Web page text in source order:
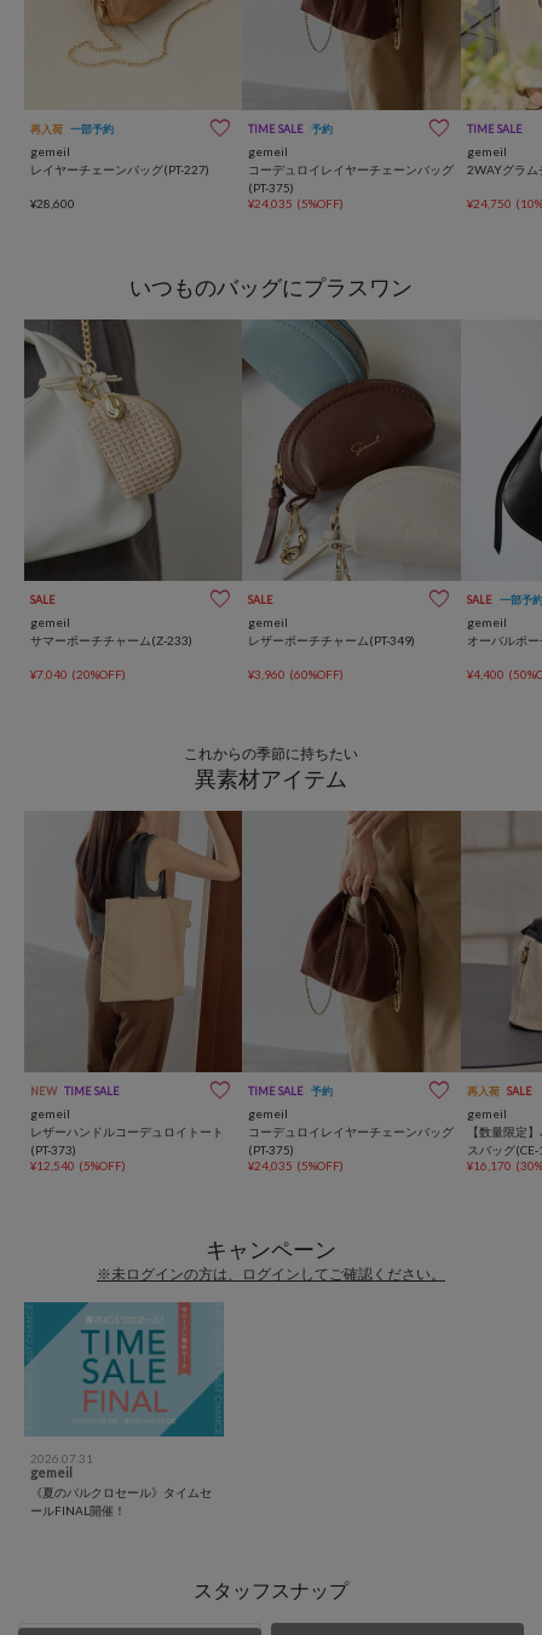
再入荷 一部予約
gemeil
レイヤーチェーンバッグ(PT-227)
¥28,600
TIME SALE 予約
gemeil
コーデュロイレイヤーチェーンバッグ
(PT-375)
¥24,035 (5%OFF)
TIME SALE
gemeil
2WAYグラム
¥24,750
いつものバッグにプラスワン
SALE
gemeil
サマーポーチチャーム(Z-233)
¥7,040 (20%OFF)
SALE
gemeil
レザーポーチチャーム(PT-349)
¥3,960 (60%OFF)
SALE 一部予約
gemeil
オーバルポ
¥4,400
これからの季節に持ちたい
異素材アイテム
NEW TIME SALE
gemeil
レザーハンドルコーデュロイトート
(PT-373)
¥12,540 (5%OFF)
TIME SALE 予約
gemeil
コーデュロイレイヤーチェーンバッグ
(PT-375)
¥24,035 (5%OFF)
再入荷 SALE
gemeil
【数量限定
スバッグ
¥16,170
キャンペーン
※未ログインの方は、ログインしてご確認ください。
2026.07.31
gemeil
《夏のパルクロセール》タイムセ
ールFINAL開催！
スタッフスナップ